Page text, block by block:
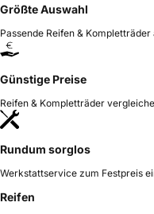
Größte Auswahl
Passende Reifen &
Günstige Preise
Reifen & Kompletträder
Rundum sorglos
Werkstattservice zum Festpreis
Reifen